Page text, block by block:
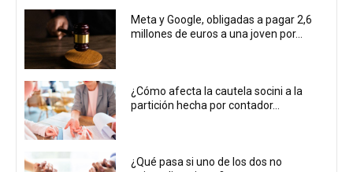
Meta y Google, obligadas a pagar 2,6
millones de euros a una joven por...
¿Cómo afecta la cautela socini a la
partición hecha por contador...
¿Qué pasa si uno de los dos no